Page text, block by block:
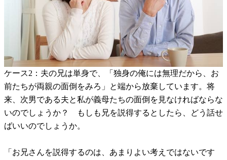
ケース2：夫の兄は単身で、「独身の俺には無理だから、お
前たちが両親の面倒をみろ」と端から放棄しています。将
来、次男である夫と私が義母たちの面倒を見なければならな
いのでしょうか？ もしも兄を説得するとしたら、どう話せ
ばいいのでしょうか。
「お兄さんを説得するのは、あまりよい考えではないです